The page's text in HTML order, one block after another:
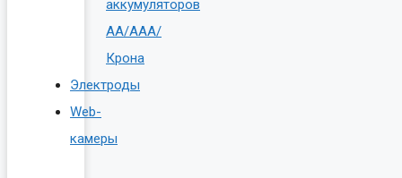
аккумуляторов
AA/AAA/
Крона
Электроды
Web-
камеры